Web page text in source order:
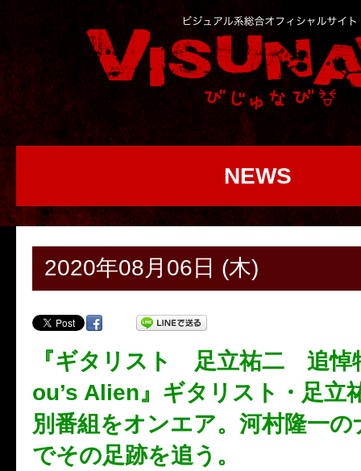
NEWS
2020年08月06日 (木)
『ギタリスト 足立祐二 追悼
ou’s Alien』ギタリスト・足立
別番組をオンエア。河村隆一
でその足跡を追う。